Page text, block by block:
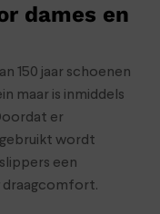
dames en
150 jaar schoenen
maar is inmiddels
er
wordt
een
draagcomfort.